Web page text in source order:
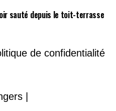
sauté depuis le toit-terrasse
de confidentialité
|